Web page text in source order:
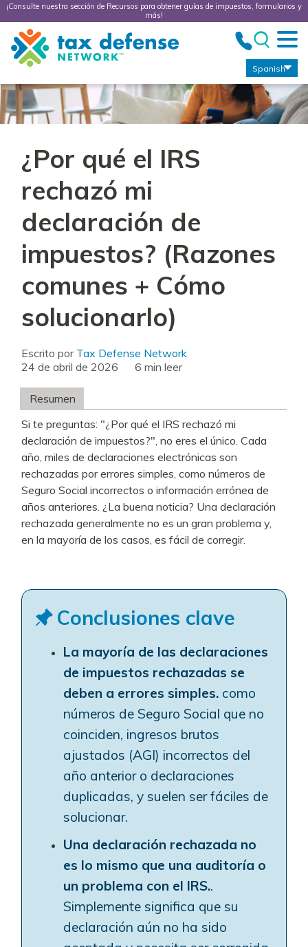
¡Consulte nuestra sección de Recursos para obtener guías de impuestos, formularios y
más!
Tax
Defense
Network
Spanish
¿Por qué el IRS
rechazó mi
declaración de
impuestos? (Razones
comunes + Cómo
solucionarlo)
Escrito por Tax Defense Network
24 de abril de 2026
leer
Resumen
Si te preguntas: "¿Por qué el IRS rechazó mi
declaración de impuestos?", no eres el único. Cada
año, miles de declaraciones electrónicas son
rechazadas por errores simples, como números de
Seguro Social incorrectos o información errónea de
años anteriores. ¿La buena noticia? Una declaración
rechazada generalmente no es un gran problema y,
en la mayoría de los casos, es fácil de corregir.
Conclusiones clave
La mayoría de las declaraciones
de impuestos rechazadas se
deben a errores simples. como
números de Seguro Social que no
coinciden, ingresos brutos
ajustados (AGI) incorrectos del
año anterior o declaraciones
duplicadas, y suelen ser fáciles de
solucionar.
Una declaración rechazada no
es lo mismo que una auditoría o
un problema con el IRS..
Simplemente significa que su
declaración aún no ha sido